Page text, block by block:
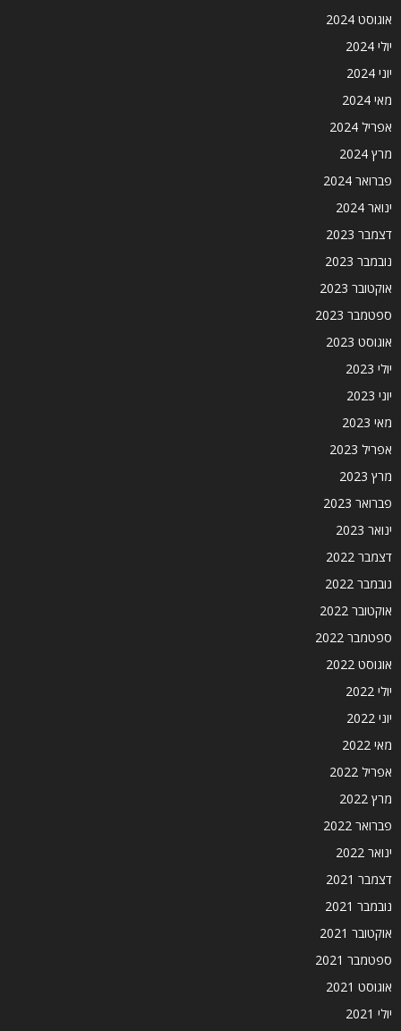
אוגוסט 2024
יולי 2024
יוני 2024
מאי 2024
אפריל 2024
מרץ 2024
פברואר 2024
ינואר 2024
דצמבר 2023
נובמבר 2023
אוקטובר 2023
ספטמבר 2023
אוגוסט 2023
יולי 2023
יוני 2023
מאי 2023
אפריל 2023
מרץ 2023
פברואר 2023
ינואר 2023
דצמבר 2022
נובמבר 2022
אוקטובר 2022
ספטמבר 2022
אוגוסט 2022
יולי 2022
יוני 2022
מאי 2022
אפריל 2022
מרץ 2022
פברואר 2022
ינואר 2022
דצמבר 2021
נובמבר 2021
אוקטובר 2021
ספטמבר 2021
אוגוסט 2021
יולי 2021